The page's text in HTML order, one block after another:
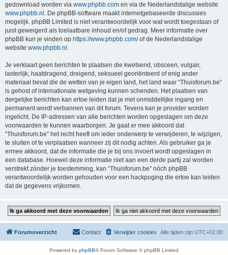
gedownload worden via www.phpbb.com en via de Nederlandstalige website
www.phpbb.nl . De phpBB-software maakt internetgebaseerde discussies
mogelijk. phpBB Limited is niet verantwoordelijk voor wat wordt toegestaan of
juist geweigerd als toelaatbare inhoud en/of gedrag. Meer informatie over
phpBB kun je vinden op https://www.phpbb.com/of de Nederlandstalige
website www.phpbb.nl .
Je verklaart geen berichten te plaatsen die kwetsend, obsceen, vulgair,
lasterlijk, haatdragend, dreigend, seksueel georiënteerd of enig ander
materiaal bevat die de wetten van je eigen land, het land waar “Thuisforum.be”
is gehost of internationale wetgeving kunnen schenden. Het plaatsen van
dergelijke berichten kan ertoe leiden dat je met onmiddellijke ingang en
permanent wordt verbannen van dit forum. Tevens kan je provider worden
ingelicht. De IP-adressen van alle berichten worden opgeslagen om deze
voorwaarden te kunnen waarborgen. Je gaat er mee akkoord dat
“Thuisforum.be” het recht heeft om ieder onderwerp te verwijderen, te wijzigen,
te sluiten of te verplaatsen wanneer zij dit nodig achten. Als gebruiker ga je
ermee akkoord, dat de informatie die je bij ons invoert wordt opgeslagen in
een database. Hoewel deze informatie niet aan een derde partij zal worden
verstrekt zónder je toestemming, kan “Thuisforum.be” nóch phpBB
verantwoordelijk worden gehouden voor een hackpoging die ertoe kan leiden
dat de gegevens vrijkomen.
Forumoverzicht Alle tijden zijn UTC+02:00
Verwijder cookies
Contact
Powered by phpBB® Forum Software © phpBB Limited